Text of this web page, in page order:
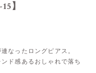
】
なったロングピアス。
ド感あるおしゃれで落ち